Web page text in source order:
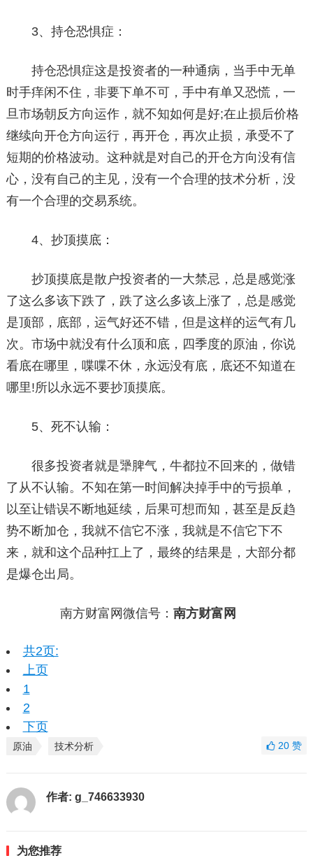
3、持仓恐惧症：
持仓恐惧症这是投资者的一种通病，当手中无单
时手痒闲不住，非要下单不可，手中有单又恐慌，一
旦市场朝反方向运作，就不知如何是好;在止损后价格
继续向开仓方向运行，再开仓，再次止损，承受不了
短期的价格波动。这种就是对自己的开仓方向没有信
心，没有自己的主见，没有一个合理的技术分析，没
有一个合理的交易系统。
4、抄顶摸底：
抄顶摸底是散户投资者的一大禁忌，总是感觉涨
了这么多该下跌了，跌了这么多该上涨了，总是感觉
是顶部，底部，运气好还不错，但是这样的运气有几
次。市场中就没有什么顶和底，四季度的原油，你说
看底在哪里，喋喋不休，永远没有底，底还不知道在
哪里!所以永远不要抄顶摸底。
5、死不认输：
很多投资者就是犟脾气，牛都拉不回来的，做错
了从不认输。不知在第一时间解决掉手中的亏损单，
以至让错误不断地延续，后果可想而知，甚至是反趋
势不断加仓，我就不信它不涨，我就是不信它下不
来，就和这个品种扛上了，最终的结果是，大部分都
是爆仓出局。
南方财富网微信号： 南方财富网
共2页:
上页
1
2
下页
原油 技术分析 20赞
作者: g_746633930
为您推荐